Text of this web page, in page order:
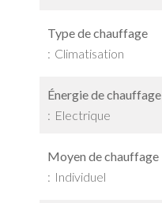
Type de chauffage
Climatisation
Énergie de chauffage
Electrique
Moyen de chauffage
Individuel